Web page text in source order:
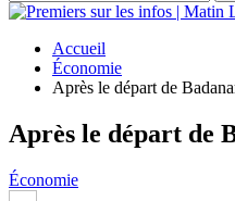
Accueil
Économie
Après le départ de
Après le départ de
Économie